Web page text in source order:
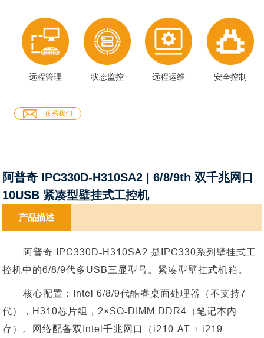
远程管理 状态监控 远程运维 安全控制
联系我们
阿普奇 IPC330D-H310SA2 | 6/8/9th 双千兆网口
10USB 紧凑型壁挂式工控机
产品描述
阿普奇 IPC330D-H310SA2 是IPC330系列壁挂式工
控机中的6/8/9代多USB三显型号。紧凑型壁挂式机箱。
核心配置： Intel 6/8/9代酷睿桌面处理器（不支持7
代），H310芯片组，2×SO-DIMM DDR4（笔记本内
存）。网络配备双Intel千兆网口（i210-AT + i219-